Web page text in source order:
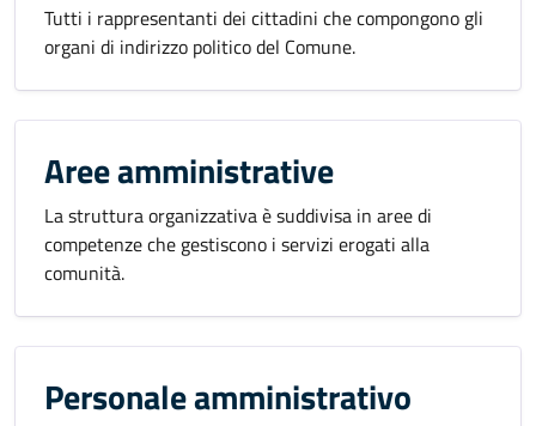
Tutti i rappresentanti dei cittadini che compongono gli
organi di indirizzo politico del Comune.
Aree amministrative
La struttura organizzativa è suddivisa in aree di
competenze che gestiscono i servizi erogati alla
comunità.
Personale amministrativo